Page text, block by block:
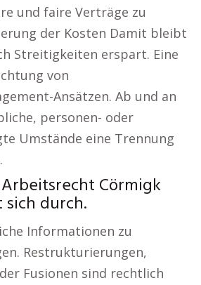
und faire Verträge zu
der Kosten Damit bleibt
Streitigkeiten erspart. Eine
von
Ansätzen. Ab und an
personen- oder
Umstände eine Trennung
Cörmigk
sich durch.
Informationen zu
Restrukturierungen,
Fusionen sind rechtlich